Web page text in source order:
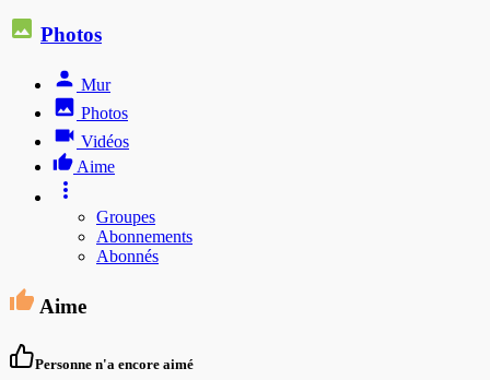
Photos
Mur
Photos
Vidéos
Aime
Groupes
Abonnements
Abonnés
Aime
Personne n'a encore aimé